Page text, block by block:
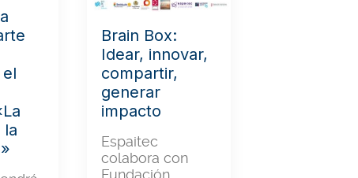
Brain Box:
Idear, innovar,
compartir,
generar
impacto
Espaitec
colabora con
Fundación